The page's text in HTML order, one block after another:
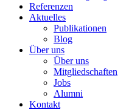
Referenzen
Aktuelles
Publikationen
Blog
Über uns
Über uns
Mitgliedschaften
Jobs
Alumni
Kontakt